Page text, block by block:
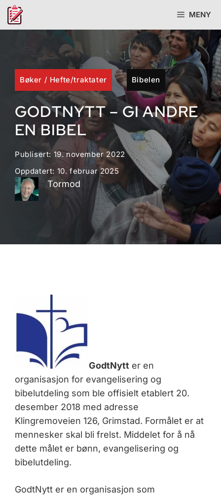
Hopp
MENY
Bøker / Hefte/traktater Bibelen
GODTNYTT – GI ANDRE
EN BIBEL
Publisert: 19. november 2022
Oppdatert: 10. februar 2025
Tormod
GodtNytt er en
organisasjon for evangelisering og
bibelutdeling som ble offisielt etablert 20.
desember 2018 med adresse
Klingremoveien 126, Grimstad. Formålet er at
mennesker skal bli frelst. Middelet for å nå
dette målet er bønn, evangelisering og
bibelutdeling.
GodtNytt er en organisasjon som